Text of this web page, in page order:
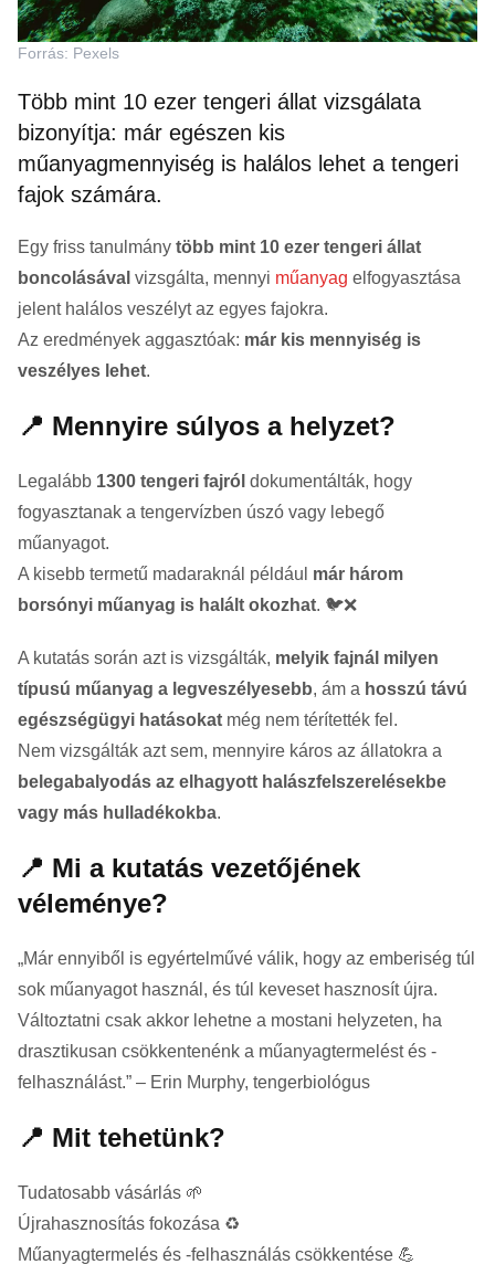
Forrás: Pexels
Több mint 10 ezer tengeri állat vizsgálata
bizonyítja: már egészen kis
műanyagmennyiség is halálos lehet a tengeri
fajok számára.
Egy friss tanulmány több mint 10 ezer tengeri állat
boncolásával vizsgálta, mennyi műanyag elfogyasztása
jelent halálos veszélyt az egyes fajokra.
Az eredmények aggasztóak: már kis mennyiség is
veszélyes lehet.
📍 Mennyire súlyos a helyzet?
Legalább 1300 tengeri fajról dokumentálták, hogy
fogyasztanak a tengervízben úszó vagy lebegő
műanyagot.
A kisebb termetű madaraknál például már három
borsónyi műanyag is halált okozhat. 🐦❌
A kutatás során azt is vizsgálták, melyik fajnál milyen
típusú műanyag a legveszélyesebb, ám a hosszú távú
egészségügyi hatásokat még nem térítették fel.
Nem vizsgálták azt sem, mennyire káros az állatokra a
belegabalyodás az elhagyott halászfelszerelésekbe
vagy más hulladékokba.
📍 Mi a kutatás vezetőjének
véleménye?
„Már ennyiből is egyértelművé válik, hogy az emberiség túl
sok műanyagot használ, és túl keveset hasznosít újra.
Változtatni csak akkor lehetne a mostani helyzeten, ha
drasztikusan csökkentenénk a műanyagtermelést és -
felhasználást.” – Erin Murphy, tengerbiológus
📍 Mit tehetünk?
Tudatosabb vásárlás 🌱
Újrahasznosítás fokozása ♻️
Műanyagtermelés és -felhasználás csökkentése 💪